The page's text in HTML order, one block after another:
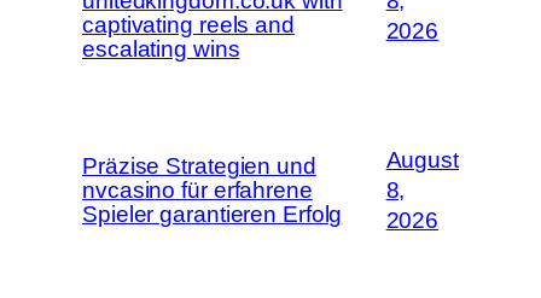
captivating reels and
escalating wins
2026
Präzise Strategien und
nvcasino für erfahrene
Spieler garantieren Erfolg
August
8,
2026